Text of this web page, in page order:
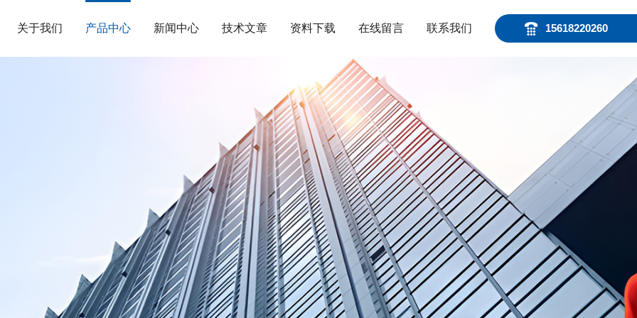
15618220260
关于我们 产品中心 新闻中心 技术文章 资料下载 在线留言 联系我们